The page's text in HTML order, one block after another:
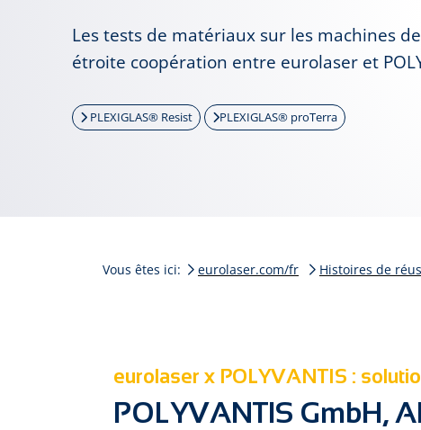
Les tests de matériaux sur les machines
étroite coopération entre eurolaser et
PLEXIGLAS® Resist PLEXIGLAS® proTerra
Vous êtes ici: eurolaser.com/fr Histoires de
eurolaser x POLYVANTIS :
POLYVANTIS GmbH,